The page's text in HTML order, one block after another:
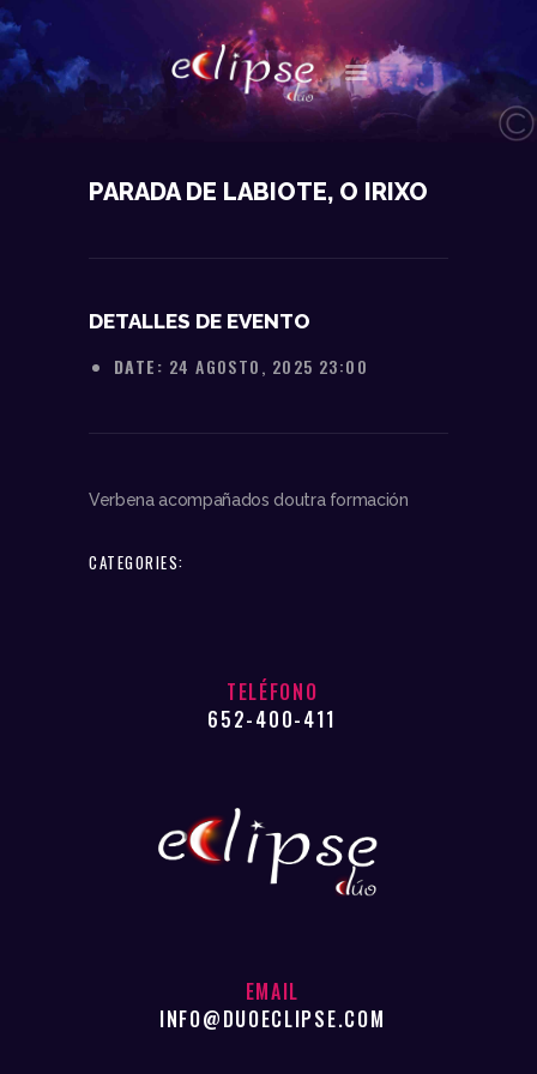
DATOS TÉCNICOS
CONTACTO
PARADA DE LABIOTE, O IRIXO
DETALLES DE EVENTO
DATE: 24 AGOSTO, 2025 23:00
Verbena acompañados doutra formación
CATEGORIES:
TELÉFONO
652-400-411
EMAIL
INFO@DUOECLIPSE.COM